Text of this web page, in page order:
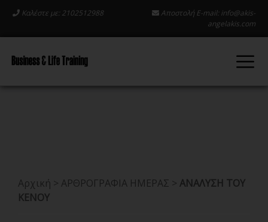
Καλέστε με: 2102512988 Αποστολή E-mail: info@akis-
angelakis.com
Αρχική > ΑΡΘΡΟΓΡΑΦΙΑ ΗΜΕΡΑΣ > ΑΝΑΛΥΣΗ ΤΟΥ
ΚΕΝΟΥ